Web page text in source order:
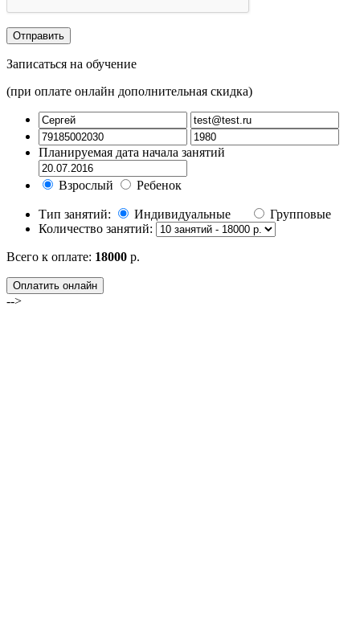
Записаться на обучение
(при оплате онлайн дополнительная скидка)
Планируемая дата начала занятий
Взрослый Ребенок
Тип занятий: Индивидуальные
Групповые
Количество занятий:
Всего к оплате: 18000 р.
Оплатить онлайн
-->